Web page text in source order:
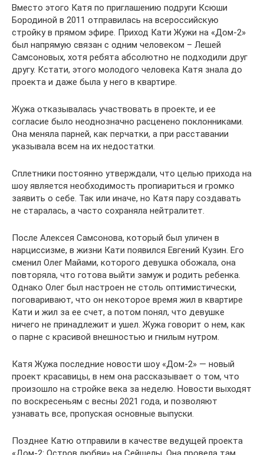
Вместо этого Катя по приглашению подруги Ксюши
Бородиной в 2011 отправилась на всероссийскую
стройку в прямом эфире. Приход Кати Жужи на «Дом-2»
был напрямую связан с одним человеком – Лешей
Самсоновых, хотя ребята абсолютно не подходили друг
другу. Кстати, этого молодого человека Катя знала до
проекта и даже была у него в квартире.
Жужа отказывалась участвовать в проекте, и ее
согласие было неоднозначно расценено поклонниками.
Она меняла парней, как перчатки, а при расставании
указывала всем на их недостатки.
Сплетники постоянно утверждали, что целью прихода на
шоу является необходимость пропиариться и громко
заявить о себе. Так или иначе, но Катя пару создавать
не старалась, а часто сохраняла нейтралитет.
После Алексея Самсонова, который был уличен в
нарциссизме, в жизни Кати появился Евгений Кузин. Его
сменил Олег Майами, которого девушка обожала, она
повторяла, что готова выйти замуж и родить ребенка.
Однако Олег был настроен не столь оптимистически,
поговаривают, что он некоторое время жил в квартире
Кати и жил за ее счет, а потом понял, что девушке
ничего не принадлежит и ушел. Жужа говорит о нем, как
о парне с красивой внешностью и гнилым нутром.
Катя Жужа последние новости шоу «Дом-2» — новый
проект красавицы, в нем она рассказывает о том, что
произошло на стройке века за неделю. Новости выходят
по воскресеньям с весны 2021 года, и позволяют
узнавать все, пропуская основные выпуски.
Позднее Катю отправили в качестве ведущей проекта